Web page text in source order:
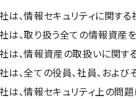
は、情報セキュリティに関す
は、取り扱う全ての情報資産
は、情報資産の取扱いに関す
は、全ての役員、社員、およ
は、情報セキュリティ上の問